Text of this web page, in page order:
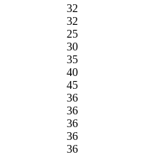
32
32
25
30
35
40
45
36
36
36
36
36